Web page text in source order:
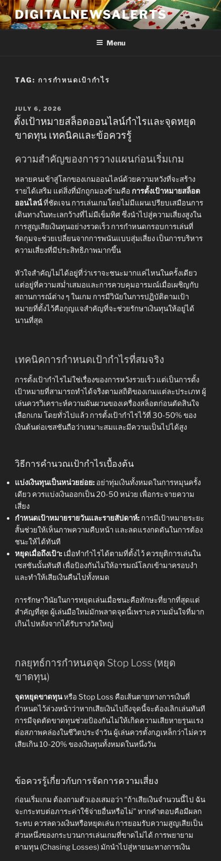
Skip
to
content
DIGITALNEWSALERTS
Menu
TAG: การกำหนดเป้ากำไร
POSTED
ON
JULY 6, 2026
ตั้งเป้าหมายสล็อตออนไลน์กำไรและจุดหยุด
ขาดทุน เทคนิคและข้อควรรู้
ความสำคัญของการวางแผนก่อนเริ่มเกม
หลายคนเข้าสู่โลกของเกมออนไลน์ด้วยความหวังที่จะสร้าง
รายได้เสริม แต่สิ่งที่มักถูกมองข้ามคือ การตั้งเป้าหมายสล็อต
ออนไลน์ที่ชัดเจน การเล่นเกมโดยไม่มีแผนเปรียบเสมือนการ
เดินทางในทะเลกว้างที่ไม่มีเข็มทิศ ซึ่งนำไปสู่ความเสี่ยงสูงใน
การสูญเสียเงินทุนอย่างรวดเร็ว การกำหนดกรอบการเล่นที่
รัดกุมจะช่วยเปลี่ยนจากการพนันแบบสุ่มเสี่ยง เป็นการบริหาร
ความเสี่ยงที่มีประสิทธิภาพมากขึ้น
หัวใจสำคัญไม่ได้อยู่ที่ว่าเราจะชนะมากแค่ไหนในครั้งเดียว
แต่อยู่ที่ความสม่ำเสมอและการควบคุมอารมณ์เมื่อเผชิญกับ
สถานการณ์ต่าง ๆ ในเกม การมีวินัยในการปฏิบัติตามเป้า
หมายที่ตั้งไว้คือกุญแจสำคัญที่จะช่วยรักษาเงินทุนให้อยู่ได้
นานที่สุด
เทคนิคการกำหนดเป้ากำไรที่สมจริง
การตั้งเป้ากำไรไม่ใช่เรื่องของการหวังรวยเร็ว แต่เป็นการตั้ง
เป้าหมายที่สามารถทำได้จริงตามสถิติของเกมแต่ละประเภท ผู้
เล่นควรวิเคราะห์ความผันผวนของเครื่องสล็อตก่อนตัดสินใจ
เลือกเกม โดยทั่วไปแล้ว การตั้งเป้ากำไรไว้ที่ 30-50% ของ
เงินต้นต่อเซสชันถือว่าเหมาะสมและมีความเป็นไปได้สูง
วิธีการคำนวณเป้ากำไรเบื้องต้น
แบ่งเงินทุนเป็นหน่วยย่อย: อย่าทุ่มเงินทั้งหมดในการหมุนครั้ง
เดียว ควรแบ่งเงินออกเป็น 20-50 หน่วย เพื่อกระจายความ
เสี่ยง
กำหนดเป้าหมายรายวันและรายสัปดาห์: การมีเป้าหมายระยะ
สั้นช่วยให้เห็นภาพความคืบหน้า และลดแรงกดดันในการต้อง
ชนะให้ได้ทันที
หยุดเมื่อถึงเป้า: เมื่อทำกำไรได้ตามที่ตั้งไว้ ควรยุติการเล่นใน
เซสชันนั้นทันที เพื่อป้องกันไม่ให้อารมณ์โลภเข้ามาครอบงำ
และทำให้เสียเงินคืนไปทั้งหมด
การรักษาวินัยในการหยุดเล่นเมื่อชนะคือทักษะที่ยากที่สุดแต่
สำคัญที่สุด ผู้เล่นมือใหม่มักพลาดจุดนี้เพราะความมั่นใจที่มาก
เกินไปหลังจากได้รับรางวัลใหญ่
กลยุทธ์การกำหนดจุด Stop Loss (หยุด
ขาดทุน)
จุดหยุดขาดทุนหรือ Stop Loss คือเส้นตายทางการเงินที่
กำหนดไว้ล่วงหน้าว่าหากเสียเงินไปถึงจุดนี้จะต้องเลิกเล่นทันที
การมีจุดตัดขาดทุนช่วยป้องกันไม่ให้เกิดความเสียหายรุนแรง
ต่อสภาพคล่องในชีวิตประจำวัน ผู้เล่นควรตั้งกฎเหล็กว่าไม่ควร
เสียเกิน 10-20% ของเงินทุนทั้งหมดในหนึ่งวัน
ข้อควรรู้เกี่ยวกับการจัดการความเสี่ยง
ก่อนเริ่มเกม ต้องถามตัวเองเสมอว่า “ถ้าเสียเงินจำนวนนี้ไป ฉัน
จะกระทบต่อภาระค่าใช้จ่ายอื่นหรือไม่” หากคำตอบคือมีผลก
ระทบ ควรลดวงเงินหรือหยุดเล่น การยอมรับความสูญเสียเป็น
ส่วนหนึ่งของกระบวนการเล่นเกมที่ขาดไม่ได้ การพยายาม
ตามทุน (Chasing Losses) มักนำไปสู่หายนะทางการเงิน